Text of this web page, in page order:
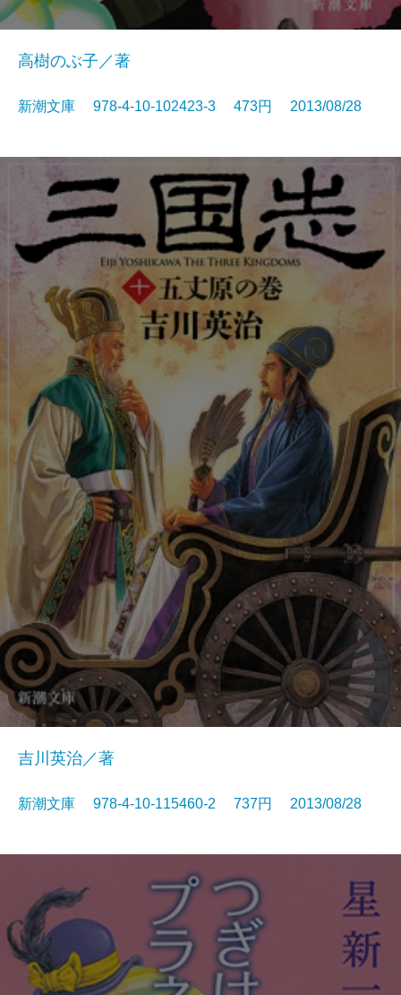
高樹のぶ子／著
新潮文庫 978-4-10-102423-3 473円 2013/08/28
吉川英治／著
新潮文庫 978-4-10-115460-2 737円 2013/08/28